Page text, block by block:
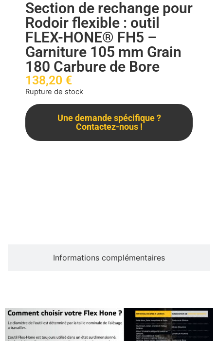
Section de rechange pour
Rodoir flexible : outil
FLEX-HONE® FH5 –
Garniture 105 mm Grain
180 Carbure de Bore
138,20 €
Rupture de stock
Une demande spécifique ?
Contactez-nous !
Informations complémentaires